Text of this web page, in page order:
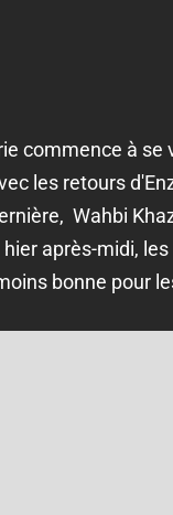
commence à se
les retours
Wahbi
après-midi,
bonne pour